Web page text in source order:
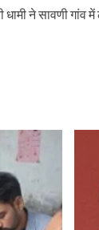
धामी ने सावणी गांव